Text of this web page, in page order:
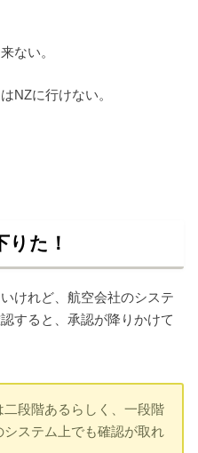
ない。
NZに行けない。
りた！
けれど、航空会社のシステ
すると、承認が降りかけて
段階あるらしく、一段階
ステム上でも確認が取れ